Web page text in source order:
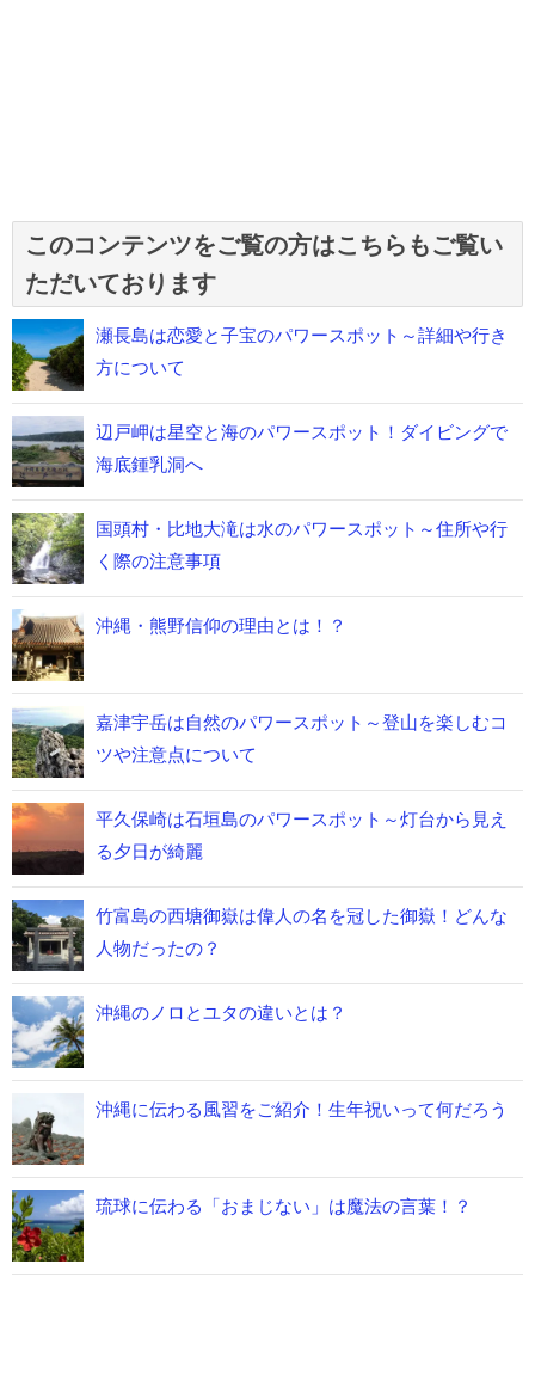
このコンテンツをご覧の方はこちらもご覧い
ただいております
瀬長島は恋愛と子宝のパワースポット～詳細や行き
方について
辺戸岬は星空と海のパワースポット！ダイビングで
海底鍾乳洞へ
国頭村・比地大滝は水のパワースポット～住所や行
く際の注意事項
沖縄・熊野信仰の理由とは！？
嘉津宇岳は自然のパワースポット～登山を楽しむコ
ツや注意点について
平久保崎は石垣島のパワースポット～灯台から見え
る夕日が綺麗
竹富島の西塘御嶽は偉人の名を冠した御嶽！どんな
人物だったの？
沖縄のノロとユタの違いとは？
沖縄に伝わる風習をご紹介！生年祝いって何だろう
琉球に伝わる「おまじない」は魔法の言葉！？